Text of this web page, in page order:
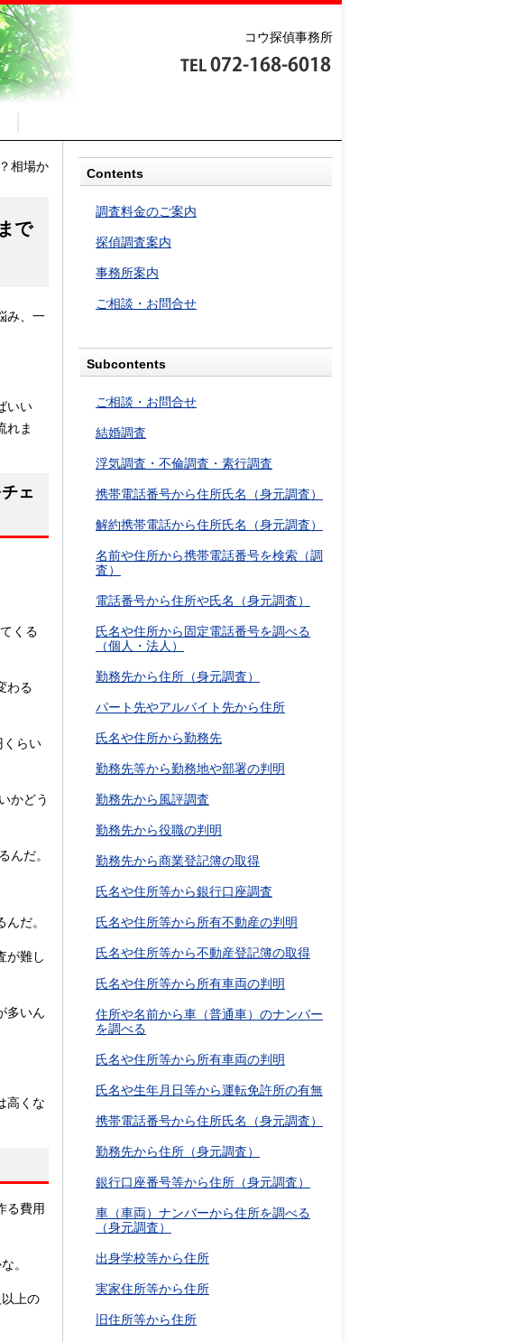
コウ探偵事務所
相場か
で
み、一
いい
れま
ェ
くる
わる
くらい
かどう
んだ。
だ。
が難し
多いん
高くな
る費用
。
上の
Contents
調査料金のご案内
探偵調査案内
事務所案内
ご相談・お問合せ
Subcontents
ご相談・お問合せ
結婚調査
浮気調査・不倫調査・素行調査
携帯電話番号から住所氏名（身元調査）
解約携帯電話から住所氏名（身元調査）
名前や住所から携帯電話番号を検索（調
査）
電話番号から住所や氏名（身元調査）
氏名や住所から固定電話番号を調べる
（個人・法人）
勤務先から住所（身元調査）
パート先やアルバイト先から住所
氏名や住所から勤務先
勤務先等から勤務地や部署の判明
勤務先から風評調査
勤務先から役職の判明
勤務先から商業登記簿の取得
氏名や住所等から銀行口座調査
氏名や住所等から所有不動産の判明
氏名や住所等から不動産登記簿の取得
氏名や住所等から所有車両の判明
住所や名前から車（普通車）のナンバー
を調べる
氏名や住所等から所有車両の判明
氏名や生年月日等から運転免許所の有無
携帯電話番号から住所氏名（身元調査）
勤務先から住所（身元調査）
銀行口座番号等から住所（身元調査）
車（車両）ナンバーから住所を調べる
（身元調査）
出身学校等から住所
実家住所等から住所
旧住所等から住所